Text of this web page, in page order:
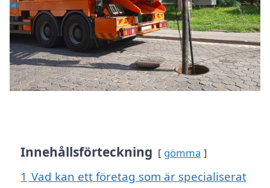
Innehållsförteckning gömma
1 Vad kan ett företag som är specialiserat